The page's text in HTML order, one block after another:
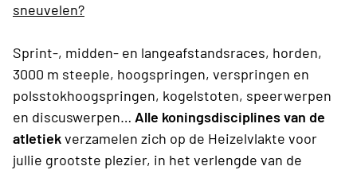
sneuvelen?
Sprint-, midden- en langeafstandsraces, horden,
3000 m steeple, hoogspringen, verspringen en
polsstokhoogspringen, kogelstoten, speerwerpen
en discuswerpen… Alle koningsdisciplines van de
atletiekverzamelen zich op de Heizelvlakte voor
jullie grootste plezier, in het verlengde van de